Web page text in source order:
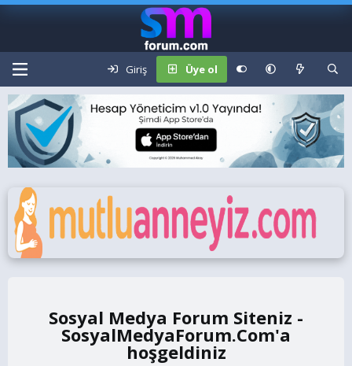
Giriş Üye ol
Sosyal Medya Forum Siteniz -
SosyalMedyaForum.Com